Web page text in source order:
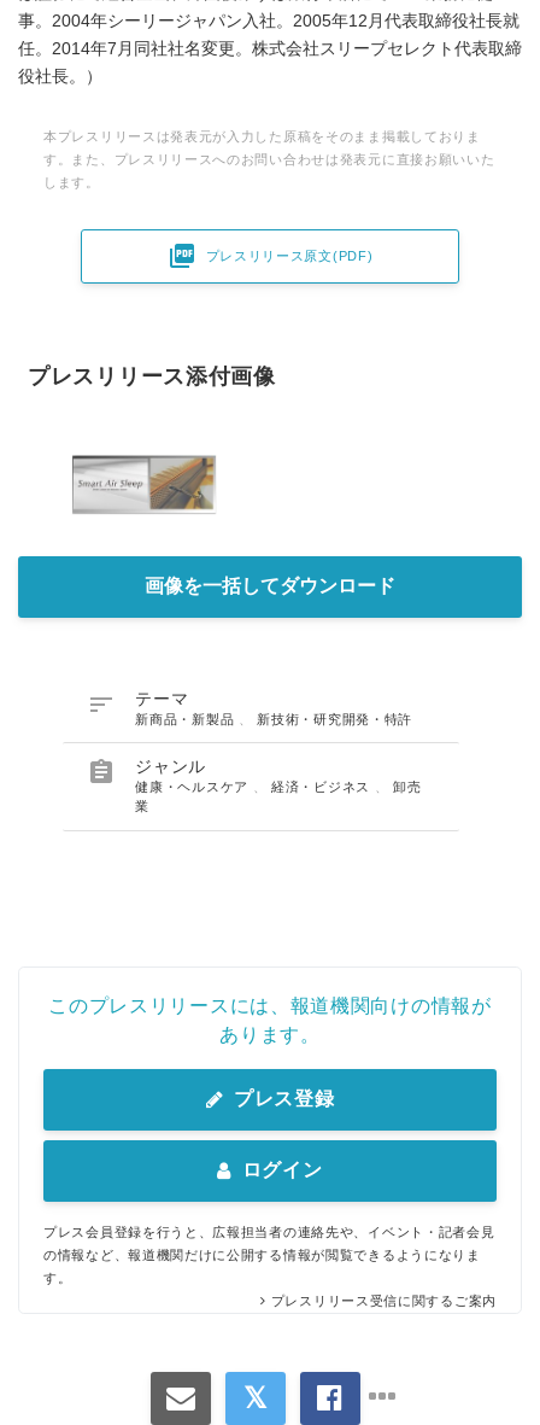
事。2004年シーリージャパン入社。2005年12月代表取締役社長就
任。2014年7月同社社名変更。株式会社スリープセレクト代表取締
役社長。）
本プレスリリースは発表元が入力した原稿をそのまま掲載しておりま
す。また、プレスリリースへのお問い合わせは発表元に直接お願いいた
します。
 プレスリリース原文(PDF)
プレスリリース添付画像
画像を一括してダウンロード
 テーマ
新商品・新製品 新技術・研究開発・特許
 ジャンル
健康・ヘルスケア 、経済・ビジネス 、卸売
業
このプレスリリースには、報道機関向けの情報が
あります。
プレス登録
ログイン
プレス会員登録を行うと、広報担当者の連絡先や、イベント・記者会見
の情報など、報道機関だけに公開する情報が閲覧できるようになりま
す。
プレスリリース受信に関するご案内